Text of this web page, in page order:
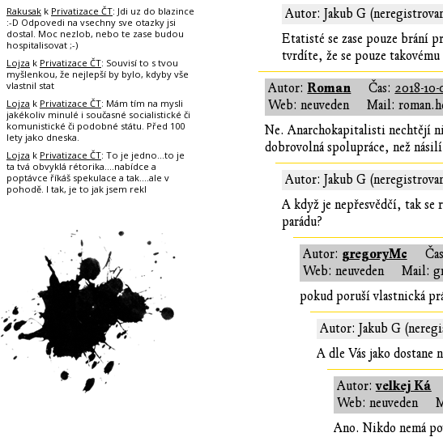
Autor: Jakub G
Etatisté se zase pouze brání
tvrdíte, že se pouze
Autor:Roman Čas: 2018-
Web: neuveden
Mail:
Ne. Anarchokapitalisti nechtějí
dobrovolná spolupráce, než
Autor: Jakub G
A když je nepřesvědčí, tak
parádu?
Autor: gregoryMc
Web: neuveden
Mail:
pokud poruší vlastnická
Autor: Jakub G
A dle Vás jako dostane
Autor:velkej Ká
Web: neuveden
Ano. Nikdo nemá
Rakusak k Privatizace ČT: Jdi uz do blazince
:-D Odpovedi na vsechny sve otazky jsi
dostal. Moc nezlob, nebo te zase budou
hospitalisovat ;-)
Lojza k Privatizace ČT: Souvisí to s tvou
myšlenkou, že nejlepší by bylo, kdyby vše
vlastnil stat
Lojza k Privatizace ČT: Mám tím na mysli
jakékoliv minulé i současné socialistické či
komunistické či podobné státu. Před 100
lety jako dneska.
Lojza k Privatizace ČT: To je jedno...to je
ta tvá obvyklá rétorika....nabídce a
poptávce říkáš spekulace a tak....ale v
pohodě. I tak, je to jak jsem rekl